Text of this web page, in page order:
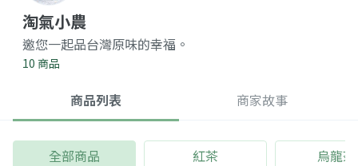
淘氣小農
邀您一起品台灣原味的幸福。
10 商品
商品列表 商家故事
全部商品 紅茶 烏龍茶